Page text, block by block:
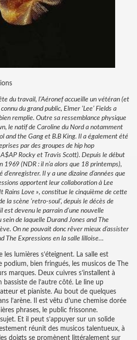
du travail, l’Aéronef accueille un vétéran (et
du grand public, Elmer ‘Lee’ Fields a
remplie. Outre sa ressemblance physique
le natif de Caroline du Nord a notamment
and the Gang et B.B King. Il a également été
par des groupes de hip hop
Rocky et Travis Scott). Depuis le début
1969 (NDR : il n’a alors que 18 printemps),
d’enregistrer. Il y a une dizaine d’années que
apportent leur collaboration à Lee
Rains Love », constitue le cinquième de cette
la scène ‘retro-soul’, depuis le décès de
est devenu le parrain d’une nouvelle
de laquelle Durand Jones and The
On ne pouvait donc rêver mieux d’assister
The Expressions en la salle lilloise…
les lumières s’éteignent. La salle est
podium, bien fringués, les musicos de The
marques. Deux cuivres s’installent à
de l’autre côté. Le line up
et pianiste. Au bout de quelques
l’arène. Il est vêtu d’une chemise dorée
phrases, le public frissonne.
Et il peut s’appuyer sur un solide
réunit des musicos talentueux, à
doigts se promènent littéralement sur